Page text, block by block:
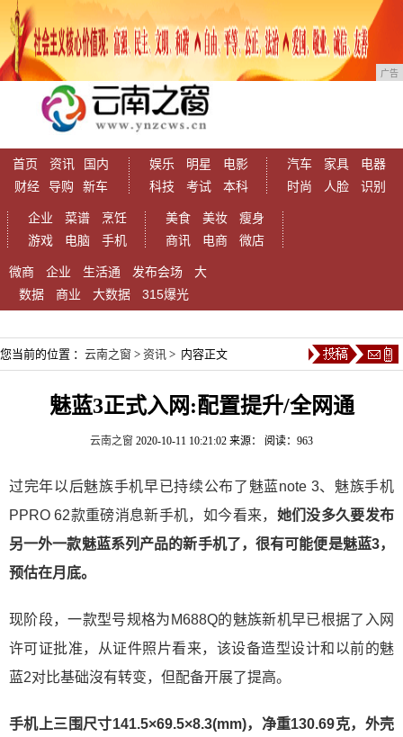
广告
首页 资讯
国内
财经
导购 新车
娱乐 明星
电影
科技
考试 本科
汽车 家具
电器
时尚
人脸 识别
企业 菜谱
烹饪
游戏
电脑 手机
美食 美妆
瘦身
商讯
电商 微店
微商 企业 生活通 发布会场
大
数据
商业 大数据 315爆光
您当前的位置 ： 云南之窗 > 资讯 > 内容正文
魅蓝3正式入网:配置提升/全网通
云南之窗 2020-10-11 10:21:02 来源： 阅读：963
过完年以后魅族手机早已持续公布了魅蓝note 3、魅族手机
PPRO 62款重磅消息新手机，如今看来， 她们没多久要发布
另一外一款魅蓝系列产品的新手机了，很有可能便是魅蓝3，
预估在月底。
现阶段，一款型号规格为M688Q的魅族新机早已根据了入网
许可证批准，从证件照片看来，该设备造型设计和以前的魅
蓝2对比基础沒有转变，但配备开展了提高。
手机上三围尺寸141.5×69.5×8.3(mm)，净重130.69克，外壳